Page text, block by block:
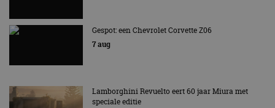
Gespot: een Chevrolet Corvette Z06
7 aug
Lamborghini Revuelto eert 60 jaar Miura met
speciale editie